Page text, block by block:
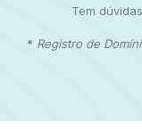
Tem
* Registro de